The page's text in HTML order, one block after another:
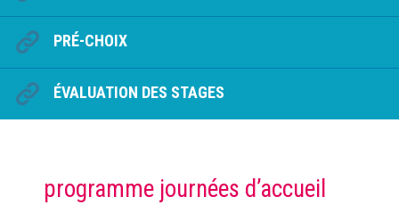
PRÉ-CHOIX
ÉVALUATION DES STAGES
programme journées d’accueil